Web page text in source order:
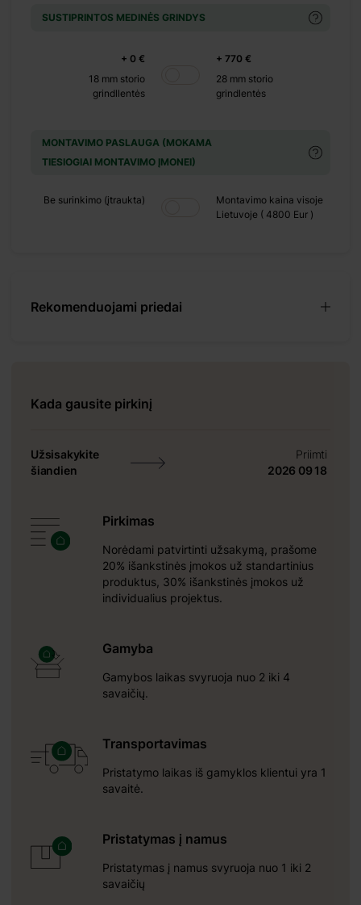
SUSTIPRINTOS MEDINĖS GRINDYS
+ 0 €
18 mm storio
grindllentės
+ 770 €
28 mm storio
grindlentės
MONTAVIMO PASLAUGA (MOKAMA
TIESIOGIAI MONTAVIMO ĮMONEI)
Be surinkimo (įtraukta)
Montavimo kaina visoje
Lietuvoje ( 4800 Eur )
Rekomenduojami priedai
Kada gausite pirkinį
Užsisakykite
šiandien
Priimti
2026 09 18
Pirkimas
Norėdami patvirtinti užsakymą, prašome
20% išankstinės įmokos už standartinius
produktus, 30% išankstinės įmokos už
individualius projektus.
Gamyba
Gamybos laikas svyruoja nuo 2 iki 4
savaičių.
Transportavimas
Pristatymo laikas iš gamyklos klientui yra 1
savaitė.
Pristatymas į namus
Pristatymas į namus svyruoja nuo 1 iki 2
savaičių
+ 0 €
+ 480 €
spygliuočių
skirtingoms
savaitgaliams